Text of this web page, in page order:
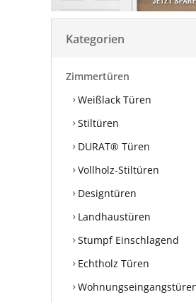
Kategorien
Zimmertüren
Weißlack Türen
Stiltüren
DURAT® Türen
Vollholz-Stiltüren
Designtüren
Landhaustüren
Stumpf Einschlagend
Echtholz Türen